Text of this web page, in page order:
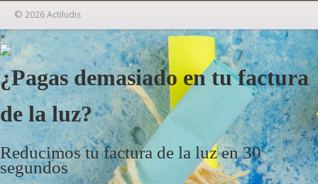
© 2026 Actiludis
×
¿Pagas demasiado en tu factura
de la luz?
Reducimos tu factura de la luz en 30
segundos